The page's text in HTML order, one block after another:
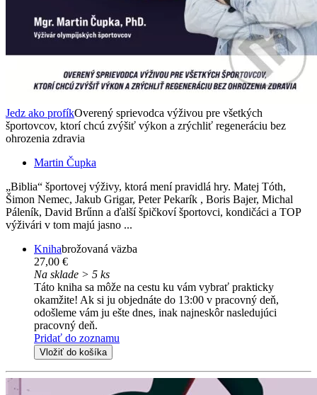
Jedz ako profíkOverený sprievodca výživou pre všetkých
športovcov, ktorí chcú zvýšiť výkon a zrýchliť regeneráciu bez
ohrozenia zdravia
Martin Čupka
„Biblia“ športovej výživy, ktorá mení pravidlá hry. Matej Tóth,
Šimon Nemec, Jakub Grigar, Peter Pekarík , Boris Bajer, Michal
Páleník, David Brűnn a ďalší špičkoví športovci, kondičáci a TOP
výživári v tom majú jasno ...
Knihabrožovaná väzba
27,00 €
Na sklade > 5 ks
Táto kniha sa môže na cestu ku vám vybrať prakticky
okamžite! Ak si ju objednáte do 13:00 v pracovný deň,
odošleme vám ju ešte dnes, inak najneskôr nasledujúci
pracovný deň.
Pridať do zoznamu
Vložiť do košíka